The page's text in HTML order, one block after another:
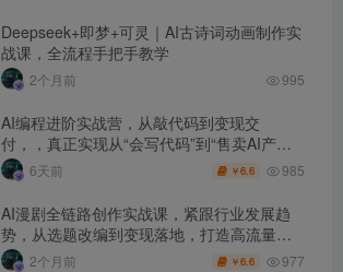
Deepseek+即梦+可灵｜AI古诗词动画制作实
战课，全流程手把手教学
2个月前 995
AI编程进阶实战营，从敲代码到变现交
付，，真正实现从“会写代码”到“售卖AI产品
盈利”的跨越
6天前 ￥6.6 985
AI漫剧全链路创作实战课，紧跟行业发展趋
势，从选题改编到变现落地，打造高流量优
质作品2个月前 ￥6.6 977